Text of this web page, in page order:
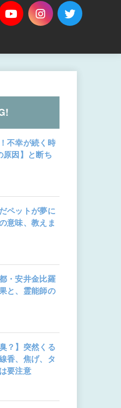
不幸が続く時
原因】と断ち
ペットが夢に
意味、教えま
・安井金比羅
と、霊能師の
？】突然くる
香、焦げ、タ
要注意